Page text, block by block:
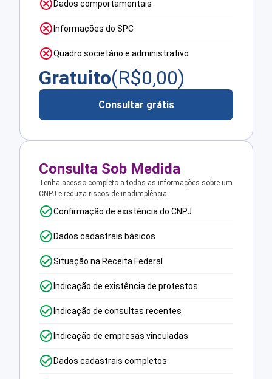
Dados comportamentais
Informações do SPC
Quadro societário e administrativo
Gratuito(R$0,00)
Consultar grátis
Consulta Sob Medida
Tenha acesso completo a todas as informações sobre um
CNPJ e reduza riscos de inadimplência.
Confirmação de existência do CNPJ
Dados cadastrais básicos
Situação na Receita Federal
Indicação de existência de protestos
Indicação de consultas recentes
Indicação de empresas vinculadas
Dados cadastrais completos